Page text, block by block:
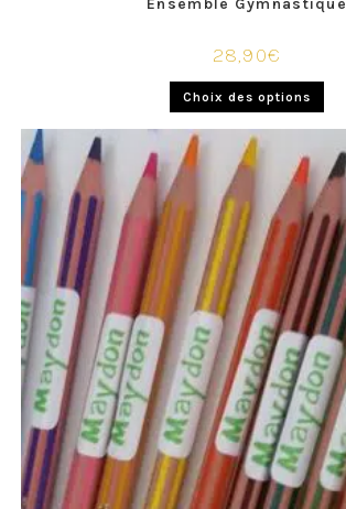
28,90€
Choix des options